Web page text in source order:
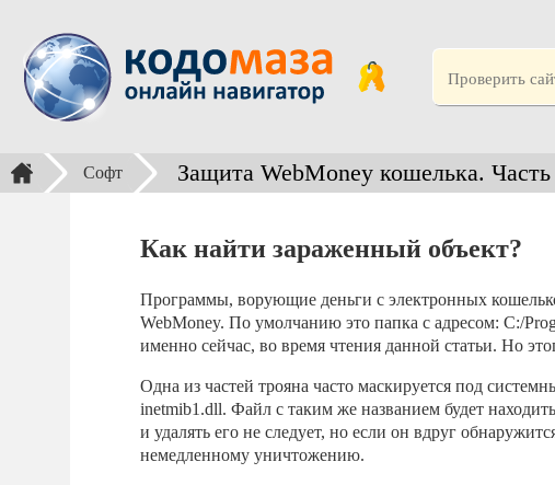
Софт Защита WebMoney кошелька. Часть
Как найти зараженный объект?
Программы, ворующие деньги с электронных
WebMoney. По умолчанию это папка с адресом: C:/
именно сейчас, во время чтения данной статьи. Но
Одна из частей трояна часто маскируется под
inetmib1.dll. Файл с таким же названием будет
и удалять его не следует, но если он вдруг
немедленному уничтожению.